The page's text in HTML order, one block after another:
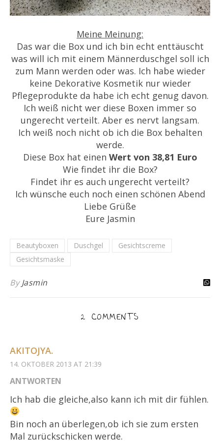
Meine Meinung:
Das war die Box und ich bin echt enttäuscht
was will ich mit einem Männerduschgel soll ich
zum Mann werden oder was. Ich habe wieder
keine Dekorative Kosmetik nur wieder
Pflegeprodukte da habe ich echt genug davon.
Ich weiß nicht wer diese Boxen immer so
ungerecht verteilt. Aber es nervt langsam.
Ich weiß noch nicht ob ich die Box behalten
werde.
Diese Box hat einen Wert von 38,81 Euro
Wie findet ihr die Box?
Findet ihr es auch ungerecht verteilt?
Ich wünsche euch noch einen schönen Abend
Liebe Grüße
Eure Jasmin
Beautyboxen Duschgel
Gesichtscreme
Gesichtsmaske
ByJasmin
2 COMMENTS
AKITOJYA.
14. OKTOBER 2013 AT 21:39
ANTWORTEN
Ich hab die gleiche,also kann ich mit dir fühlen.
Bin noch an überlegen,ob ich sie zum ersten
Mal zurückschicken werde.